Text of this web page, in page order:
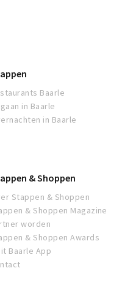
Baarle
in Baarle
in Baarle
& Shoppen
Stappen & Shoppen
& Shoppen Magazine
worden
& Shoppen Awards
Baarle App